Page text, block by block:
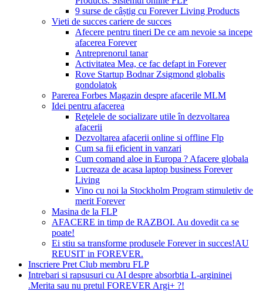
9 surse de câștig cu Forever Living Products
Vieti de succes cariere de succes
Afecere pentru tineri De ce am nevoie sa incepe
afacerea Forever
Antreprenorul tanar
Activitatea Mea, ce fac defapt in Forever
Rove Startup Bodnar Zsigmond globalis
gondolatok
Parerea Forbes Magazin despre afacerile MLM
Idei pentru afacerea
Reţelele de socializare utile în dezvoltarea
afacerii
Dezvoltarea afacerii online si offline Flp
Cum sa fii eficient in vanzari
Cum comand aloe in Europa ? Afacere globala
Lucreaza de acasa laptop business Forever
Living
Vino cu noi la Stockholm Program stimuletiv de
merit Forever
Masina de la FLP
AFACERE in timp de RAZBOI. Au dovedit ca se
poate!
Ei stiu sa transforme produsele Forever in succes!AU
REUSIT in FOREVER.
Inscriere Pret Club membru FLP
Intrebari si rapsusuri cu AI despre absorbtia L-argininei
.Merita sau nu pretul FOREVER Argi+ ?!